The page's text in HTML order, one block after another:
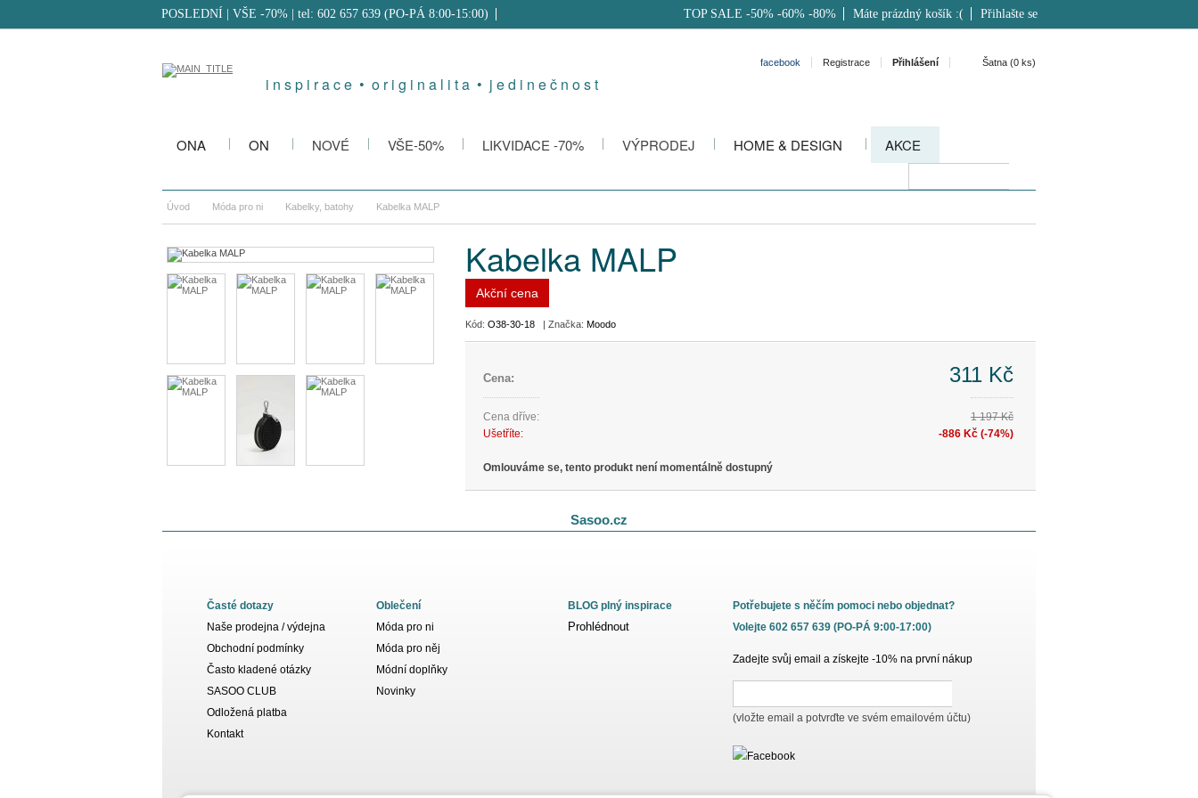
i n s p i r a c e • o r i g i n a l i t a • j e d i n e č n o s t
POSLEDNÍ | VŠE -70%| tel: 602 657 639 (PO-PÁ 8:00-15:00) TOP SALE -50% -60% -80% Máte prázdný košík :( Přihlašte se
facebook Registrace Přihlášení Šatna (0 ks)
ONA ON NOVÉ VŠE-50% LIKVIDACE -70% VÝPRODEJ HOME & DESIGN AKCE
Úvod Móda pro ni Kabelky, batohy Kabelka MALP
Kabelka MALP
Akční cena
Kód: O38-30-18 | Značka: Moodo
Cena: 311 Kč
Cena dříve:
1 197 Kč
Ušetříte:
-886 Kč (-74%)
Omlouváme se, tento produkt není momentálně dostupný
Sasoo.cz
Časté dotazy
Naše prodejna / výdejna
Obchodní podmínky
Často kladené otázky
SASOO CLUB
Odložená platba
Kontakt
Oblečení
Móda pro ni
Móda pro něj
Módní doplňky
Novinky
BLOG plný inspirace
Prohlédnout
Potřebujete s něčím pomoci nebo objednat?
Volejte 602 657 639 (PO-PÁ 9:00-17:00)
Zadejte svůj email a získejte -10% na první nákup
(vložte email a potvrďte ve svém emailovém účtu)